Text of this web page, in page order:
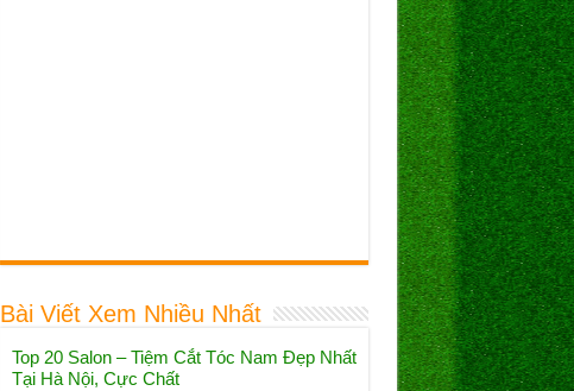
Bài Viết Xem Nhiều Nhất
Top 20 Salon – Tiệm Cắt Tóc Nam Đẹp Nhất
Tại Hà Nội, Cực Chất